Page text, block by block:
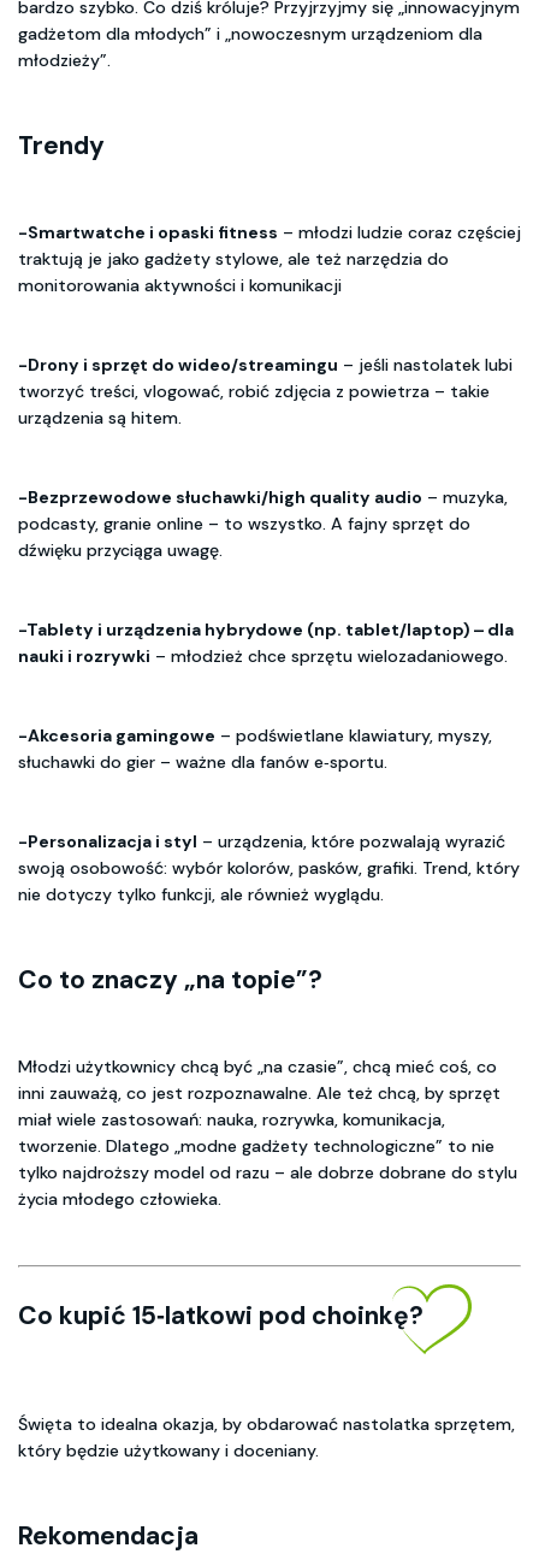
bardzo szybko. Co dziś króluje? Przyjrzyjmy się „innowacyjnym
gadżetom dla młodych” i „nowoczesnym urządzeniom dla
młodzieży”.
Trendy
-Smartwatche i opaski fitness – młodzi ludzie coraz częściej
traktują je jako gadżety stylowe, ale też narzędzia do
monitorowania aktywności i komunikacji
-Drony i sprzęt do wideo/streamingu – jeśli nastolatek lubi
tworzyć treści, vlogować, robić zdjęcia z powietrza – takie
urządzenia są hitem.
-Bezprzewodowe słuchawki/high quality audio – muzyka,
podcasty, granie online – to wszystko. A fajny sprzęt do
dźwięku przyciąga uwagę.
-Tablety i urządzenia hybrydowe (np. tablet/laptop) – dla
nauki i rozrywki – młodzież chce sprzętu wielozadaniowego.
-Akcesoria gamingowe – podświetlane klawiatury, myszy,
słuchawki do gier – ważne dla fanów e‑sportu.
-Personalizacja i styl – urządzenia, które pozwalają wyrazić
swoją osobowość: wybór kolorów, pasków, grafiki. Trend, który
nie dotyczy tylko funkcji, ale również wyglądu.
Co to znaczy „na topie”?
Młodzi użytkownicy chcą być „na czasie”, chcą mieć coś, co
inni zauważą, co jest rozpoznawalne. Ale też chcą, by sprzęt
miał wiele zastosowań: nauka, rozrywka, komunikacja,
tworzenie. Dlatego „modne gadżety technologiczne” to nie
tylko najdroższy model od razu – ale dobrze dobrane do stylu
życia młodego człowieka.
Co kupić 15‑latkowi pod choinkę?
Święta to idealna okazja, by obdarować nastolatka sprzętem,
który będzie użytkowany i doceniany.
Rekomendacja